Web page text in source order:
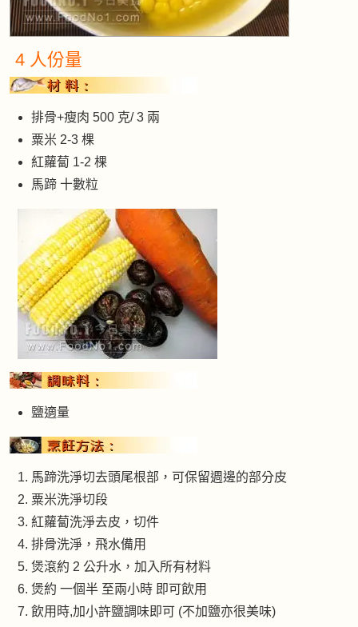
4 人份量
排骨+瘦肉 500 克/ 3 兩
粟米 2-3 棵
紅蘿蔔 1-2 棵
馬蹄 十數粒
鹽適量
馬蹄洗淨切去頭尾根部，可保留週邊的部分皮
粟米洗淨切段
紅蘿蔔洗淨去皮，切件
排骨洗淨，飛水備用
煲滾約 2 公升水，加入所有材料
煲約 一個半 至兩小時 即可飲用
飲用時,加小許鹽調味即可 (不加鹽亦很美味)